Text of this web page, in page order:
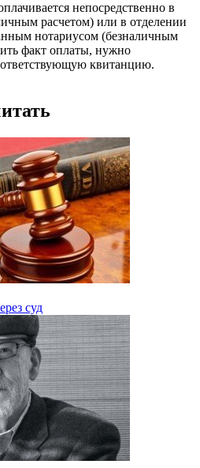
непосредственно в
расчетом) или в отделении
нотариусом (безналичным
факт оплаты, нужно
квитанцию.
суд